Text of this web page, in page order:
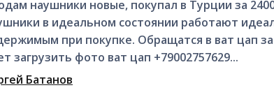
наушники новые, покупал в Турции за
в идеальном состоянии работают
при покупке. Обращатся в ват цап
загрузить фото ват цап +79002757629...
Батанов